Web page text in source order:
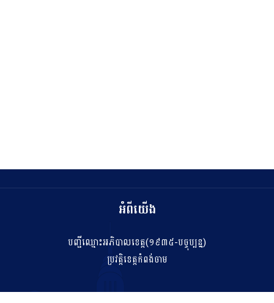
អំពីយើង
បញ្ជីឈ្មោះអភិបាលខេត្ត(១៩៣៥-បច្ចុប្បន្ន)
ប្រវត្តិខេត្តកំពង់ចាម